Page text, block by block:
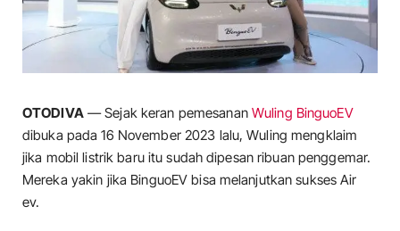
OTODIVA— Sejak keran pemesanan Wuling BinguoEV
dibuka pada 16 November 2023 lalu, Wuling mengklaim
jika mobil listrik baru itu sudah dipesan ribuan penggemar.
Mereka yakin jika BinguoEV bisa melanjutkan sukses Air
ev.